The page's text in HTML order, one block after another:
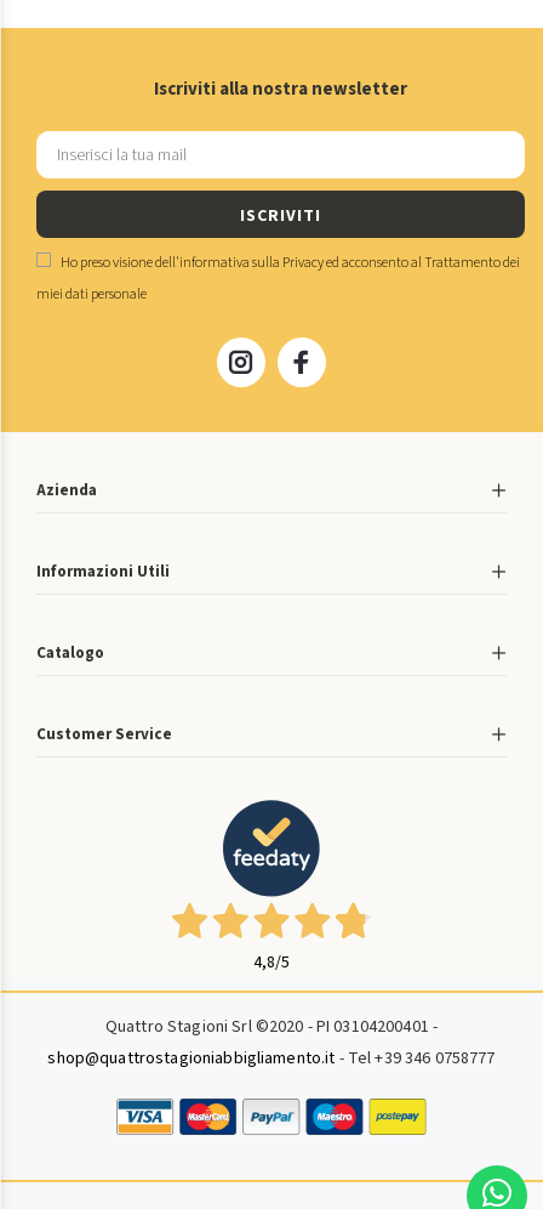
Iscriviti alla nostra newsletter
ISCRIVITI
Ho preso visione dell'informativa sulla Privacyed acconsento alTrattamento dei
miei dati personale
Azienda
Informazioni Utili
Catalogo
Customer Service
4,8/5
Quattro Stagioni Srl ©2020 - PI 03104200401 -
shop@quattrostagioniabbigliamento.it - Tel +39 346 0758777